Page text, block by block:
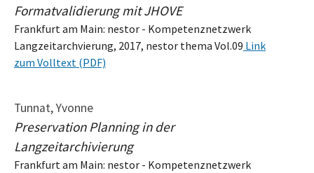
Formatvalidierung mit JHOVE
Frankfurt am Main: nestor - Kompetenznetzwerk
Langzeitarchvierung, 2017, nestor thema Vol.09 Link
zum Volltext (PDF)
Tunnat, Yvonne
Preservation Planning in der
Langzeitarchivierung
Frankfurt am Main: nestor - Kompetenznetzwerk